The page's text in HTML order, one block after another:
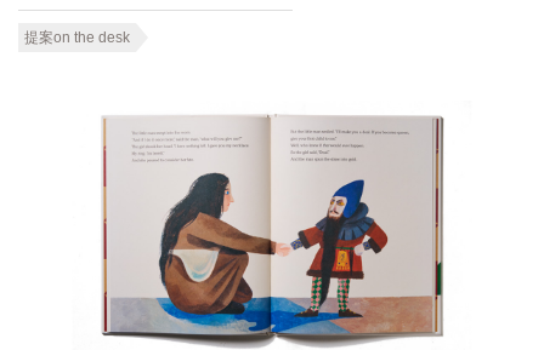
提案on the desk